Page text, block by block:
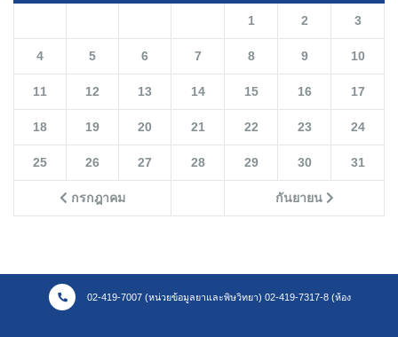
กรกฎาคม กันยายน
1 2 3
4 5 6 7 8 9 10
11 12 13 14 15 16 17
18 19 20 21 22 23 24
25 26 27 28 29 30 31
02-419-7007 (หน่วยข้อมูลยาและพิษวิทยา) 02-419-7317-8 (ห้อง